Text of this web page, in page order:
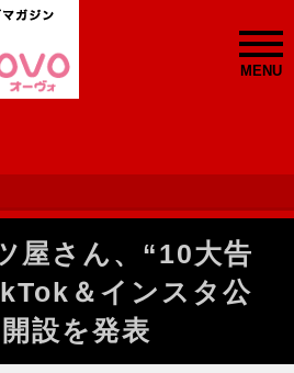
MENU
屋さん、“10大告
＆インスタ公
設を発表